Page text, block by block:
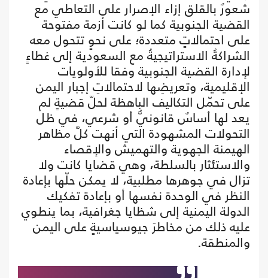
شعورٌ بالقلق إزاء الإصرار على التعاطي مع
القضية الجنوبية كما لو كانت أزمة مفتوحة
على احتمالاتٍ متعددة؛ على نحوٍ تتحول معه
الشراكةُ الاستراتيجيةُ مع السعودية إلى غطاءٍ
لإدارة القضية الجنوبية وفقا للأولويات
الإقليمية، وتعريضِها لاحتمالاتِ إجبار اليمن
على تحمّل التكاليف الباهظة لحلّ قضيةٍ لم
يعد لها أساسٌ قانونيٌّ أو شرعي، في ظل
التحولات المشهودة التي أنهت كلَّ مظاهر
الهيمنة الجهوية والتهميش والإقصاء
والاستئثار بالسلطة، وهي قضايا كانت ولا
تزال في جوهرها مطلبية، لا يمكن حلّها بإعادة
النظر في الوحدة نفسها أو بإعادة تفكيك
الدولة اليمنية إلى شظايا جغرافية، بما ينطوي
عليه ذلك من مخاطرَ جيوسياسيةٍ على اليمن
والمنطقة.